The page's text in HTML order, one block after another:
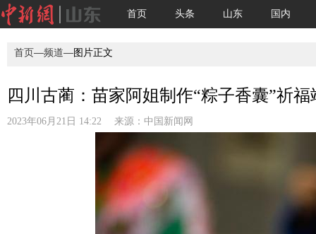
首页 头条 山东 国内
首页—频道—图片正文
四川古蔺：苗家阿姐制作“粽子香囊”祈福
2023年06月21日 14:22 来源： 中国新闻网